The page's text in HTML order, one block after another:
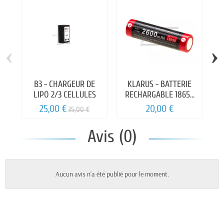
B3 - CHARGEUR DE
LIPO 2/3 CELLULES
25,00 €35,00 €
KLARUS - BATTERIE
RECHARGABLE 18650
3.7V 2600MAH
20,00 €
‹ ›
Avis (0)
Aucun avis n'a été publié pour le moment.